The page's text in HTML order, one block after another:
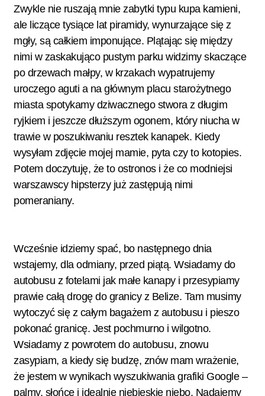
Zwykle nie ruszają mnie zabytki typu kupa kamieni,
ale liczące tysiące lat piramidy, wynurzające się z
mgły, są całkiem imponujące. Plątając się między
nimi w zaskakująco pustym parku widzimy skaczące
po drzewach małpy, w krzakach wypatrujemy
uroczego aguti a na głównym placu starożytnego
miasta spotykamy dziwacznego stwora z długim
ryjkiem i jeszcze dłuższym ogonem, który niucha w
trawie w poszukiwaniu resztek kanapek. Kiedy
wysyłam zdjęcie mojej mamie, pyta czy to kotopies.
Potem doczytuję, że to ostronos i że co modniejsi
warszawscy hipsterzy już zastępują nimi
pomeraniany.
Wcześnie idziemy spać, bo następnego dnia
wstajemy, dla odmiany, przed piątą. Wsiadamy do
autobusu z fotelami jak małe kanapy i przesypiamy
prawie całą drogę do granicy z Belize. Tam musimy
wytoczyć się z całym bagażem z autobusu i pieszo
pokonać granicę. Jest pochmurno i wilgotno.
Wsiadamy z powrotem do autobusu, znowu
zasypiam, a kiedy się budzę, znów mam wrażenie,
że jestem w wynikach wyszukiwania grafiki Google –
palmy, słońce i idealnie niebieskie niebo. Nadajemy